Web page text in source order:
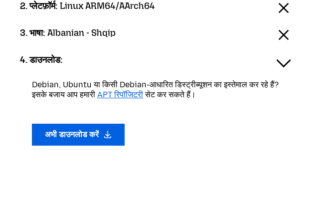
2. प्लेटफ़ॉर्म: Linux ARM64/AArch64
3. भाषा: Albanian - Shqip
4. डाउनलोड:
Debian, Ubuntu या किसी Debian-आधारित डिस्ट्रीब्यूशन का इस्तेमाल कर रहे हैं?
इसके बजाय आप हमारी APT रिपॉजिटरीसेट कर सकते हैं।
अभी डाउनलोड करें